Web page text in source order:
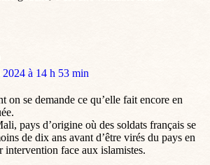
2024 à 14 h 53 min
on se demande ce qu’elle fait encore en
pays d’origine où des soldats français se
de dix ans avant d’être virés du pays en
intervention face aux islamistes.